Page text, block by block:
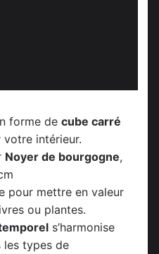
forme de cube carré
intérieur.
Noyer de bourgogne,
pour mettre en valeur
ou plantes.
s’harmonise
les types de